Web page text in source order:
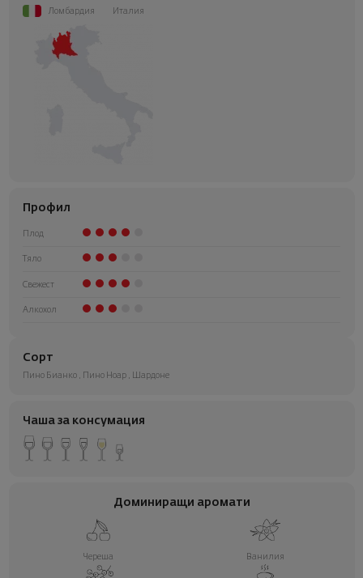
Ломбардия Италия
Профил
Плод
Тяло
Свежест
Алкохол
Сорт
Пино Бианко , Пино Ноар , Шардоне
Чаша за консумация
Доминиращи аромати
Череша Ванилия